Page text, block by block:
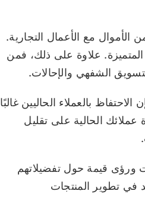
الأموال مع الأعمال التجارية.
المتميزة. علاوة على ذلك، فمن
الشفهي والإحالات.
بالعملاء الحاليين غالبًا
الحالية على تقليل
ورؤى قيمة حول تفضيلاتهم
في تطوير المنتجات